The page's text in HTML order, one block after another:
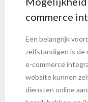
commerce
Een belangrijk
zelfstandigen is de
e-commerce
website kunnen
diensten online